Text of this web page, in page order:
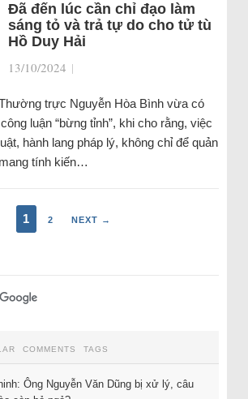
Đã đến lúc cần chỉ đạo làm
sáng tỏ và trả tự do cho tử tù
Hồ Duy Hải
13/10/2024 |
trực Nguyễn Hòa Bình vừa có
luận “bừng tỉnh”, khi cho rằng, việc
hành lang pháp lý, không chỉ để quản
tính kiến…
1 2 NEXT →
COMMENTS TAGS
Ông Nguyễn Văn Dũng bị xử lý, câu